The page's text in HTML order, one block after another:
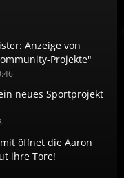
Anzeige von
Projekte"
neues Sportprojekt
öffnet die Aaron
ihre Tore!